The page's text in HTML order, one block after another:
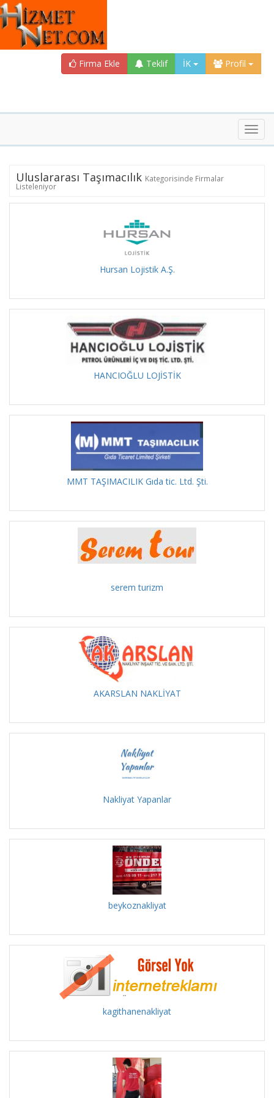
Firma Ekle Teklif İK Profil
Uluslararası Taşımacılık Kategorisinde Firmalar
Listeleniyor
Hursan Lojistik A.Ş.
HANCIOĞLU LOJİSTİK
MMT TAŞIMACILIK Gıda tic. Ltd. Şti.
serem turizm
AKARSLAN NAKLİYAT
Nakliyat Yapanlar
beykoznakliyat
kagithanenakliyat